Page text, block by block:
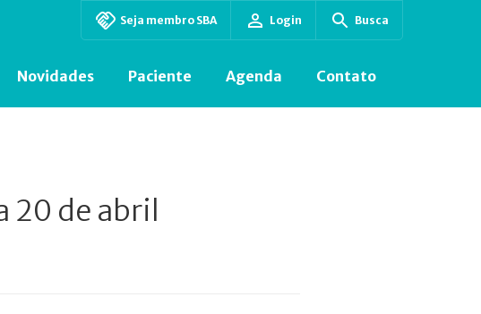
Seja membro SBA Login Busca
Novidades Paciente Agenda Contato
20 de abril